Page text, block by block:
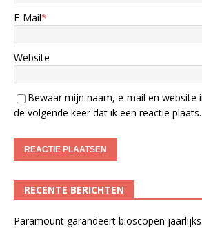
E-Mail*
Website
Bewaar mijn naam, e-mail en website
de volgende keer dat ik een reactie plaats.
RECENTE BERICHTEN
Paramount garandeert bioscopen